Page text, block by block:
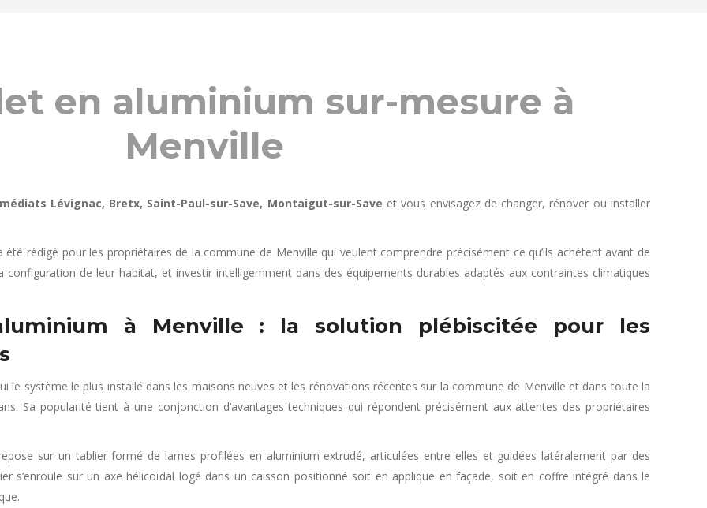
en aluminium sur-mesure à
Menville
Lévignac, Bretx, Saint-Paul-sur-Save, Montaigut-sur-Save et vous envisagez de changer, rénover ou installer
rédigé pour les propriétaires de la commune de Menville qui veulent comprendre précisément ce qu’ils achètent avant de
de leur habitat, et investir intelligemment dans des équipements durables adaptés aux contraintes climatiques
à Menville : la solution plébiscitée pour les
le système le plus installé dans les maisons neuves et les rénovations récentes sur la commune de Menville et dans toute la
Sa popularité tient à une conjonction d’avantages techniques qui répondent précisément aux attentes des propriétaires
sur un tablier formé de lames profilées en aluminium extrudé, articulées entre elles et guidées latéralement par des
s’enroule sur un axe hélicoïdal logé dans un caisson positionné soit en applique en façade, soit en coffre intégré dans le